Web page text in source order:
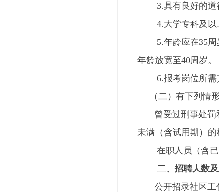
3.具有良好的道
4.大学专科及以
5.年龄应在35周岁
年龄放宽至40周岁
6.报考岗位所需
（二）有下列情
曾受过刑事处罚和
未满（含试用期）
在职人员（含已签
二、招聘人数及
公开招录社区工